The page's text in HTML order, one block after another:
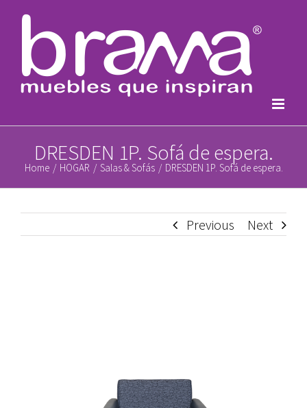
content
DRESDEN 1P. Sofá de espera.
Home / HOGAR / Salas & Sofás / DRESDEN 1P. Sofá de espera.
Previous Next